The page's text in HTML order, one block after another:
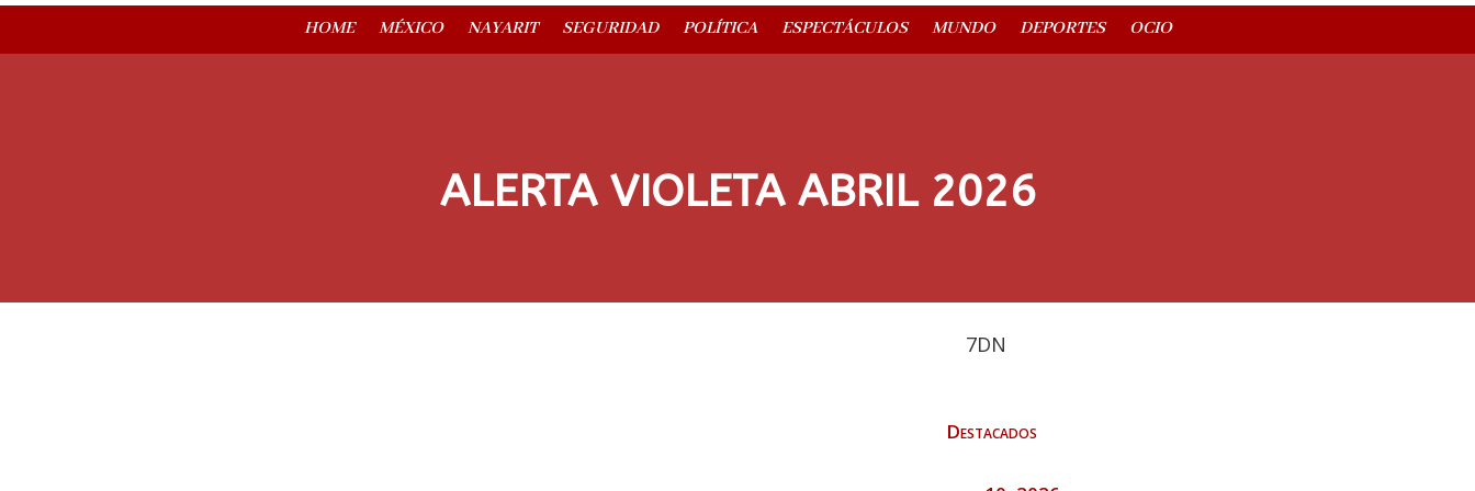
HOME MÉXICO NAYARIT SEGURIDAD POLÍTICA ESPECTÁCULOS MUNDO DEPORTES OCIO
ALERTA VIOLETA ABRIL 2026
7DN
Destacados